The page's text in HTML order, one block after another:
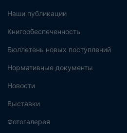
Наши публикации
Книгообеспеченность
Бюллетень новых поступлений
Нормативные документы
Новости
Выставки
Фотогалерея